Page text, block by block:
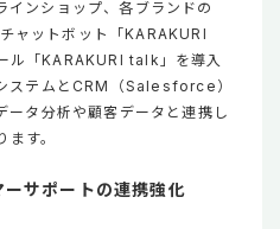
ンショップ、各ブランドの
ャットボット「KARAKURI
「KARAKURI talk」を導入
ステムとCRM（Salesforce）
ータ分析や顧客データと連携し
す。
サポートの連携強化